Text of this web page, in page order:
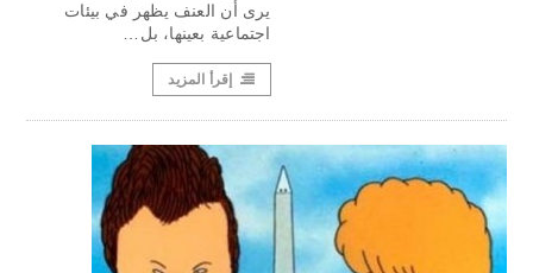
يرى أن العنف يظهر في بيئات
اجتماعية بعينها، بل…
إقرأ المزيد